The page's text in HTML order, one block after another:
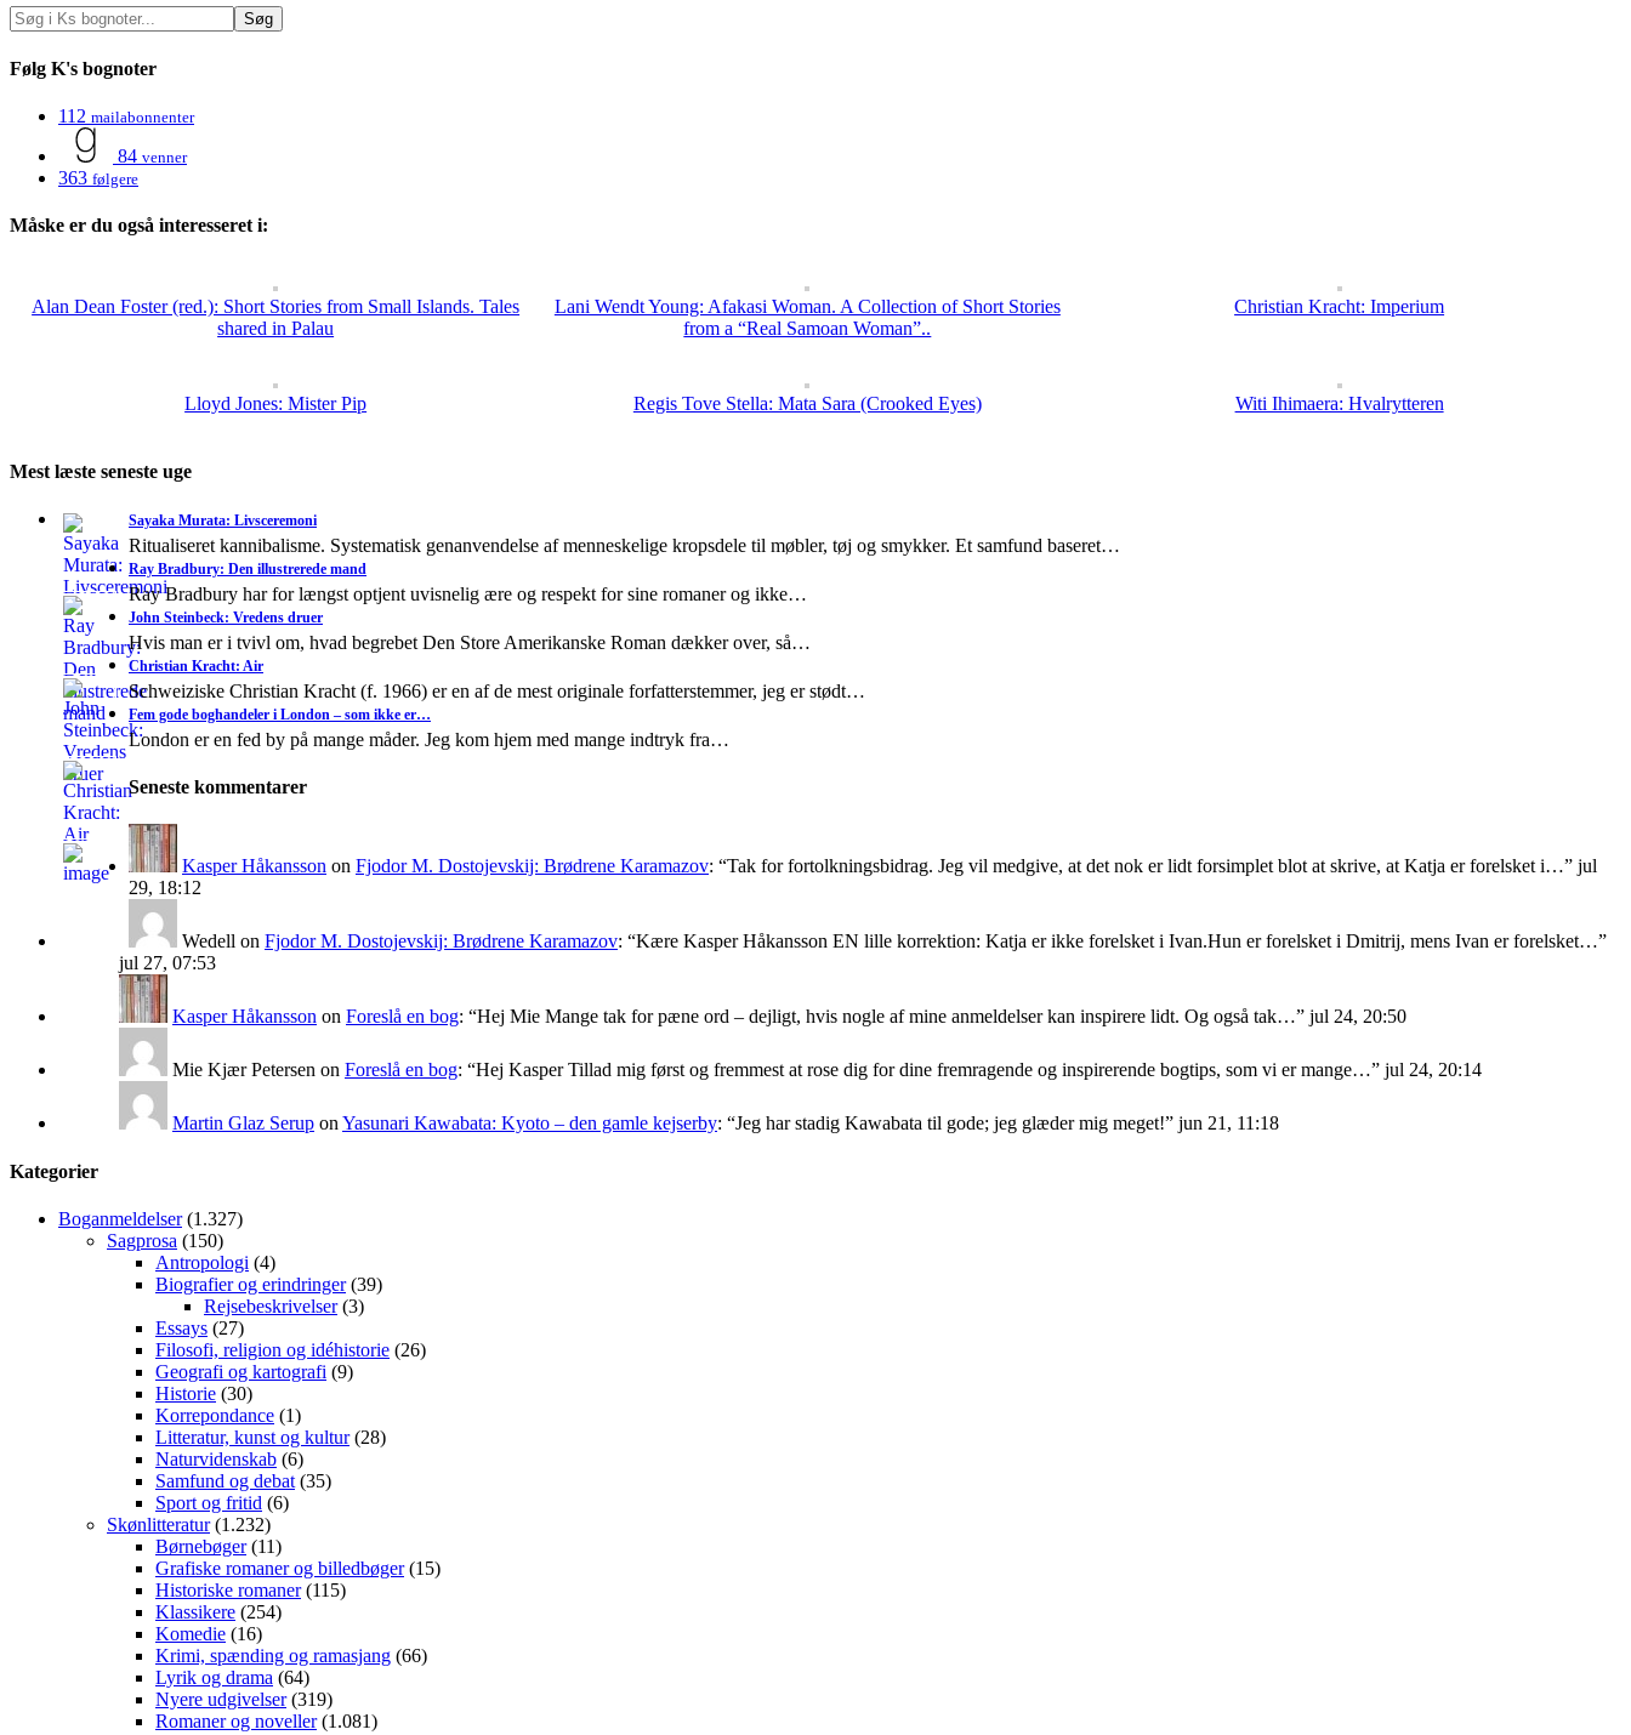
Følg K's bognoter
112 mailabonnenter
84 venner
363 følgere
Måske er du også interesseret i:
Alan Dean Foster (red.): Short Stories from Small Islands. Tales
shared in Palau
Lani Wendt Young: Afakasi Woman. A Collection of Short Stories
from a “Real Samoan Woman”..
Christian Kracht: Imperium
Lloyd Jones: Mister Pip Regis Tove Stella: Mata Sara (Crooked Eyes) Witi Ihimaera: Hvalrytteren
Mest læste seneste uge
Sayaka Murata: Livsceremoni
Ritualiseret kannibalisme. Systematisk genanvendelse af menneskelige kropsdele til møbler, tøj og smykker. Et samfund baseret…
Ray Bradbury: Den illustrerede mand
Ray Bradbury har for længst optjent uvisnelig ære og respekt for sine romaner og ikke…
John Steinbeck: Vredens druer
Hvis man er i tvivl om, hvad begrebet Den Store Amerikanske Roman dækker over, så…
Christian Kracht: Air
Schweiziske Christian Kracht (f. 1966) er en af de mest originale forfatterstemmer, jeg er stødt…
Fem gode boghandeler i London – som ikke er…
London er en fed by på mange måder. Jeg kom hjem med mange indtryk fra…
Seneste kommentarer
Kasper Håkansson on Fjodor M. Dostojevskij: Brødrene Karamazov: “Tak for fortolkningsbidrag. Jeg vil medgive, at det nok er lidt forsimplet blot at skrive, at Katja er forelsket i…” jul
29, 18:12
Wedell on Fjodor M. Dostojevskij: Brødrene Karamazov: “Kære Kasper Håkansson EN lille korrektion: Katja er ikke forelsket i Ivan.Hun er forelsket i Dmitrij, mens Ivan er forelsket…”
jul 27, 07:53
Kasper Håkansson on Foreslå en bog: “Hej Mie Mange tak for pæne ord – dejligt, hvis nogle af mine anmeldelser kan inspirere lidt. Og også tak…” jul 24, 20:50
Mie Kjær Petersen on Foreslå en bog: “Hej Kasper Tillad mig først og fremmest at rose dig for dine fremragende og inspirerende bogtips, som vi er mange…” jul 24, 20:14
Martin Glaz Serup onYasunari Kawabata: Kyoto – den gamle kejserby: “Jeg har stadig Kawabata til gode; jeg glæder mig meget!” jun 21, 11:18
Kategorier
Boganmeldelser(1.327)
Sagprosa (150)
Antropologi (4)
Biografier og erindringer(39)
Rejsebeskrivelser(3)
Essays (27)
Filosofi, religion og idéhistorie (26)
Geografi og kartografi (9)
Historie (30)
Korrepondance (1)
Litteratur, kunst og kultur(28)
Naturvidenskab (6)
Samfund og debat (35)
Sport og fritid (6)
Skønlitteratur(1.232)
Børnebøger(11)
Grafiske romaner og billedbøger(15)
Historiske romaner(115)
Klassikere (254)
Komedie (16)
Krimi, spænding og ramasjang (66)
Lyrik og drama (64)
Nyere udgivelser(319)
Romaner og noveller(1.081)